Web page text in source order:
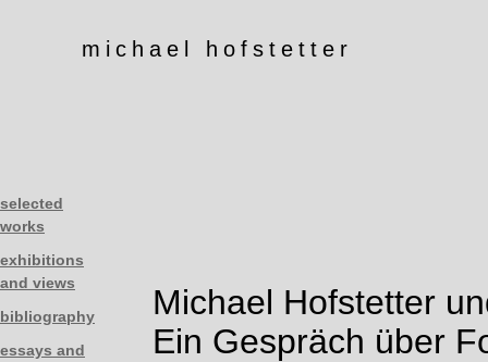
michael hofstetter
selected
works
exhibitions
and views
bibliography
essays and
Michael Hofstetter
Ein Gespräch über